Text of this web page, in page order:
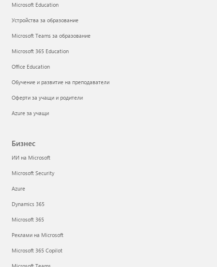
Microsoft Education
Устройства за образование
Microsoft Teams за образование
Microsoft 365 Education
Office Education
Обучение и развитие на преподаватели
Оферти за учащи и родители
Azure за учащи
Бизнес
ИИ на Microsoft
Microsoft Security
Azure
Dynamics 365
Microsoft 365
Реклами на Microsoft
Microsoft 365 Copilot